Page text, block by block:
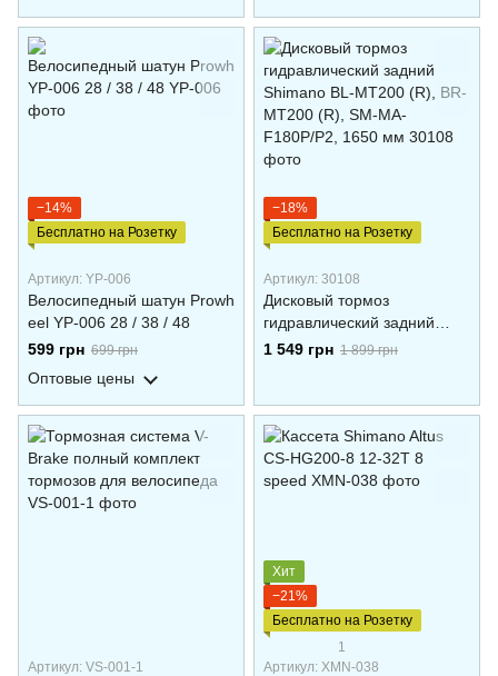
−14%
Бесплатно на Розетку
Артикул: YP-006
Велосипедный шатун Prowh
eel YP-006 28 / 38 / 48
599 грн 699 грн
Оптовые цены
−18%
Бесплатно на Розетку
Артикул: 30108
Дисковый тормоз
гидравлический задний
Shimano BL-MT200 (R), BR-
1 549 грн 1 899 грн
Артикул: VS-001-1
Хит
−21%
Бесплатно на Розетку
1
Артикул: XMN-038